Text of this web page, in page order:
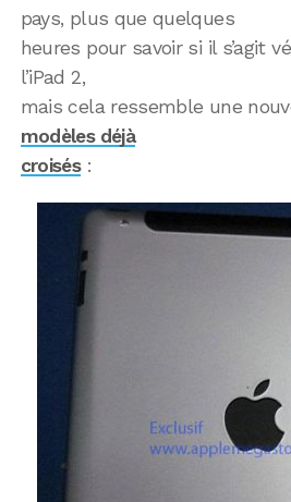
pays, plus que quelques
heures pour savoir si il s’agit
l’iPad 2,
mais cela ressemble une
modèles déjà
croisés: